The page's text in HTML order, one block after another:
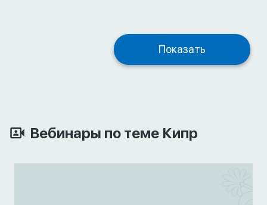
Показать
Вебинары по теме Кипр